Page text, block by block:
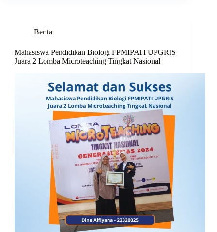
Berita
Mahasiswa Pendidikan Biologi FPMIPATI UPGRIS
Juara 2 Lomba Microteaching Tingkat Nasional